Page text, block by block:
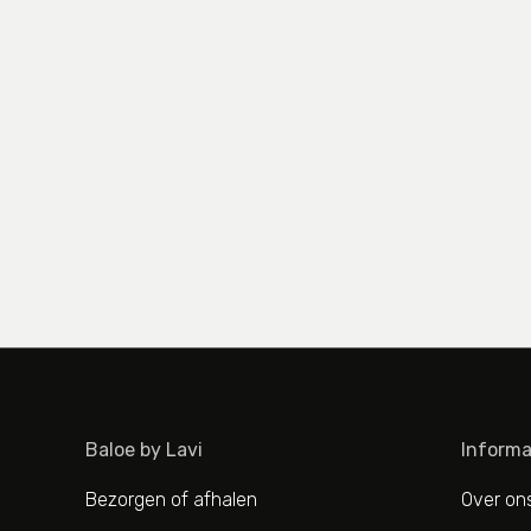
Baloe by Lavi
Bezorgen of afhalen
Over